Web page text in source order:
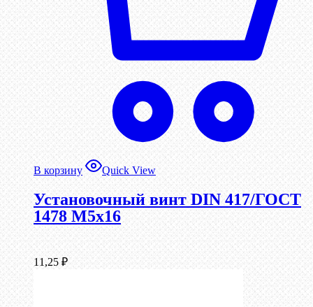
В корзину Quick View
Установочный винт DIN 417/ГОСТ
1478 М5х16
11,25 ₽